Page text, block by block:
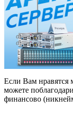
Если Вам нравятся
можете
финансово